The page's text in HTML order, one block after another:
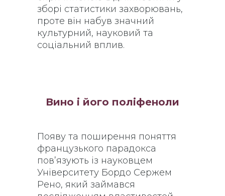
зборі статистики захворювань,
проте він набув значний
культурний, науковий та
соціальний вплив.
Вино і його поліфеноли
Появу та поширення поняття
французького парадокса
пов’язують із науковцем
Університету Бордо Сержем
Рено, який займався